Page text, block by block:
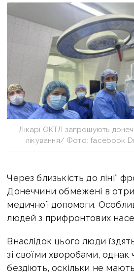
Лікарі ОКТЛ запрошують
лікування/ Фото: facebook
Через близькість до лінії
Донеччини обмежені в
медичної допомоги.
людей з прифронтових
Внаслідок цього люди
зі своїми хворобами, однак
бездіють, оскільки не